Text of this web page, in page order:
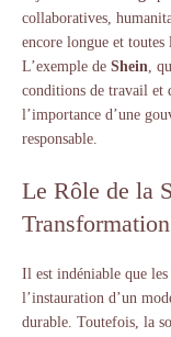
collaboratives,
encore longue et toutes
L’exemple de Shein,
conditions de travail et
l’importance d’une
responsable.
Le Rôle de la
Il est indéniable que
l’instauration d’un
durable. Toutefois, la